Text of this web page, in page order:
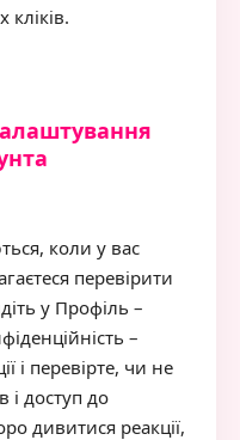
кліків.
коли у вас
перевірити
у Профіль –
–
і перевірте, чи не
і доступ до
дивитися реакції,